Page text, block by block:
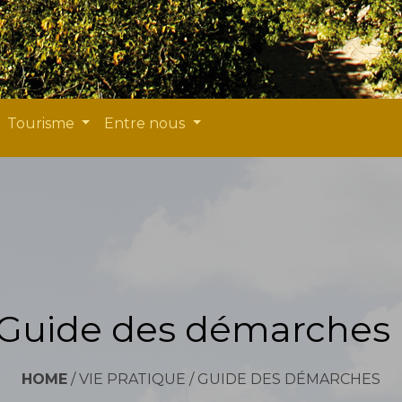
Tourisme Entre nous
des démarches
HOME /VIE PRATIQUE / GUIDE DES DÉMARCHES